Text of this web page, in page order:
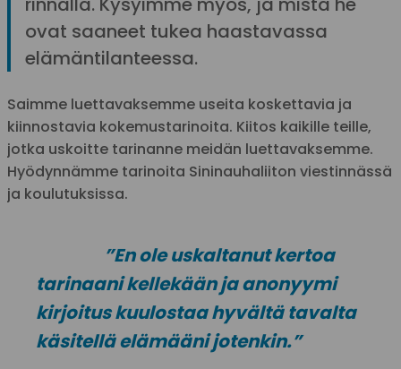
ovat saaneet tukea haastavassa
elämäntilanteessa.
Saimme luettavaksemme useita koskettavia ja
kiinnostavia kokemustarinoita. Kiitos kaikille teille,
jotka uskoitte tarinanne meidän luettavaksemme.
Hyödynnämme tarinoita Sininauhaliiton viestinnässä
ja koulutuksissa.
”En ole uskaltanut kertoa
tarinaani kellekään ja anonyymi
kirjoitus kuulostaa hyvältä tavalta
käsitellä elämääni jotenkin.”